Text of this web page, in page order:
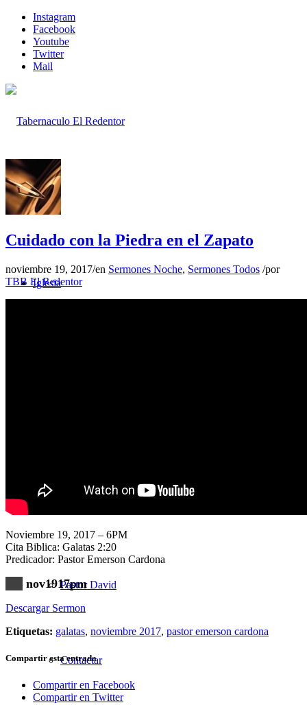
Instagram
Facebook
Youtube
Twitter
Mail
Inicio
Iglesia
Pastor David
Contactar
Cuidado con la Piedra en el Zapato
noviembre 19, 2017/en Sermones Noche, Sermones Todos /por
TBB El Redentor
Noviembre 19, 2017 – 6PM
Cita Biblica: Galatas 2:20
Predicador: Pastor Emerson Cardona
nov1917pm
Descargar Sermon
Etiquetas: galatas, noviembre 2017, pastor emerson cardona
Compartir esta entrada
Compartir en Facebook
Compartir en Twitter